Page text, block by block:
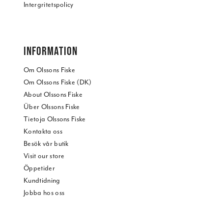
Intergritetspolicy
INFORMATION
Om Olssons Fiske
Om Olssons Fiske (DK)
About Olssons Fiske
Über Olssons Fiske
Tietoja Olssons Fiske
Kontakta oss
Besök vår butik
Visit our store
Öppetider
Kundtidning
Jobba hos oss